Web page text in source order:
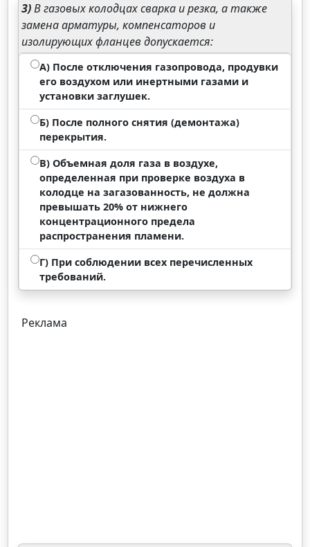
3)В газовых колодцах сварка и резка, а также
замена арматуры, компенсаторов и
изолирующих фланцев допускается:
А) После отключения газопровода, продувки
его воздухом или инертными газами и
установки заглушек.
Б) После полного снятия (демонтажа)
перекрытия.
В) Объемная доля газа в воздухе,
определенная при проверке воздуха в
колодце на загазованность, не должна
превышать 20% от нижнего
концентрационного предела
распространения пламени.
Г) При соблюдении всех перечисленных
требований.
Реклама